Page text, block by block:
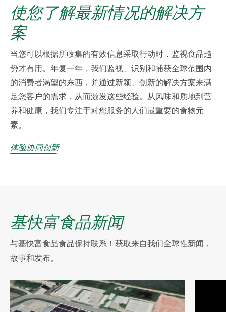
使您了解最新情况的解决方
案
当您可以根据所收集的有效信息采取行动时，监视食品趋
势才有用。年复一年，我们监视、识别和捕获全球范围内
的消费者渴望的东西，并通过新颖、创新的解决方案来满
足您客户的需求，从而激发这些经验。从风味和质地到营
养和健康，我们专注于对您服务的人们最重要的食物元
素。
体验协同创新
基快富食品新闻
与基快富食品食品保持联系！获取来自我们全球性新闻，
故事和发布。